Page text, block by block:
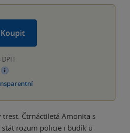
Koupit
DPH
trest. Čtrnáctiletá Amonita s
rozum policie i budík u